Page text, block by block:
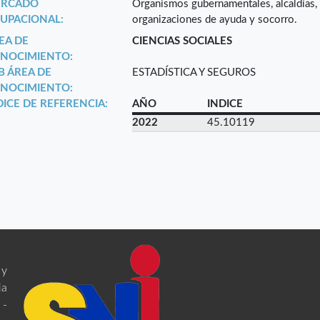
Organismos gubernamentales,
organizaciones de ayuda y socorro.
DE
CIENCIAS SOCIALES
ÁREA DE
ESTADÍSTICA Y SEGUROS
DE REFERENCIA: AÑO
INDICE
2022
45.10119
-